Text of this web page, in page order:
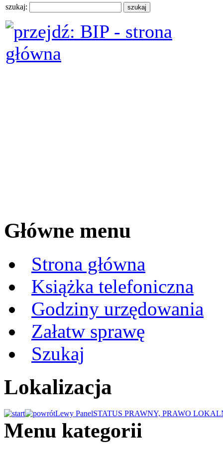
szukaj:
Główne menu
Strona główna
Książka telefoniczna
Godziny urzędowania
Załatw sprawę
Szukaj
Lokalizacja
Lewy PanelSTATUS PRAWNY, PRAWO
Menu kategorii